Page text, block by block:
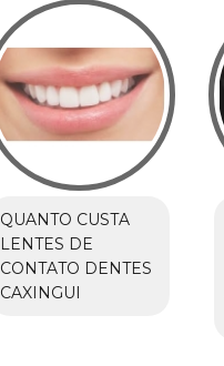
QUANTO CUSTA
LENTES DE
CONTATO DENTES
CAXINGUI